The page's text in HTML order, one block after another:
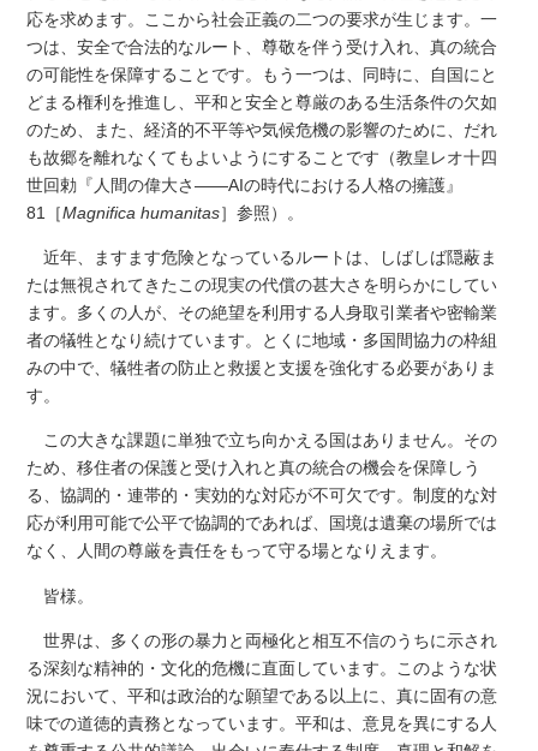
応を求めます。ここから社会正義の二つの要求が生じます。一
つは、安全で合法的なルート、尊敬を伴う受け入れ、真の統合
の可能性を保障することです。もう一つは、同時に、自国にと
どまる権利を推進し、平和と安全と尊厳のある生活条件の欠如
のため、また、経済的不平等や気候危機の影響のために、だれ
も故郷を離れなくてもよいようにすることです（教皇レオ十四
世回勅『人間の偉大さ――AIの時代における人格の擁護』
81［Magnifica humanitas］参照）。
近年、ますます危険となっているルートは、しばしば隠蔽ま
たは無視されてきたこの現実の代償の甚大さを明らかにしてい
ます。多くの人が、その絶望を利用する人身取引業者や密輸業
者の犠牲となり続けています。とくに地域・多国間協力の枠組
みの中で、犠牲者の防止と救援と支援を強化する必要がありま
す。
この大きな課題に単独で立ち向かえる国はありません。その
ため、移住者の保護と受け入れと真の統合の機会を保障しう
る、協調的・連帯的・実効的な対応が不可欠です。制度的な対
応が利用可能で公平で協調的であれば、国境は遺棄の場所では
なく、人間の尊厳を責任をもって守る場となりえます。
皆様。
世界は、多くの形の暴力と両極化と相互不信のうちに示され
る深刻な精神的・文化的危機に直面しています。このような状
況において、平和は政治的な願望である以上に、真に固有の意
味での道徳的責務となっています。平和は、意見を異にする人